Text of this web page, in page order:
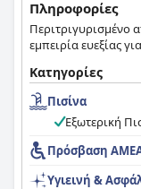
Πληροφορίες
Περιτριγυρισμένο
εμπειρία ευεξίας
Κατηγορίες
Πισίνα
Εξωτερική
Πρόσβαση
Υγιεινή &